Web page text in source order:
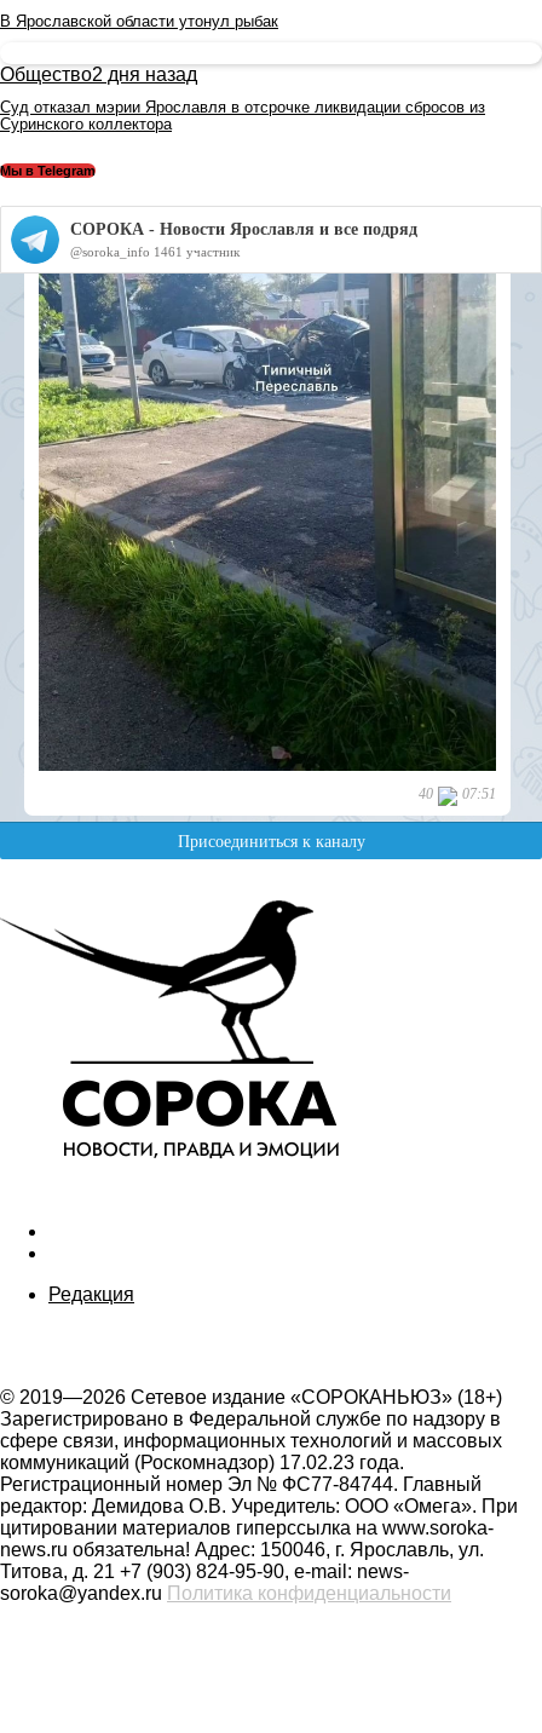
В Ярославской области утонул рыбак
Общество2 дня назад
Суд отказал мэрии Ярославля в отсрочке ликвидации сбросов из
Суринского коллектора
Мы в Telegram
Редакция
© 2019—2026 Сетевое издание «СОРОКАНЬЮЗ» (18+)
Зарегистрировано в Федеральной службе по надзору в
сфере связи, информационных технологий и массовых
коммуникаций (Роскомнадзор) 17.02.23 года.
Регистрационный номер Эл № ФС77-84744. Главный
редактор: Демидова О.В. Учредитель: ООО «Омега». При
цитировании материалов гиперссылка на www.soroka-
news.ru обязательна! Адрес: 150046, г. Ярославль, ул.
Титова, д. 21 +7 (903) 824-95-90, e-mail: news-
soroka@yandex.ru Политика конфиденциальности